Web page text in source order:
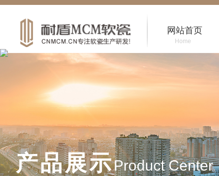
网站首页
Home
产品展示Product Center